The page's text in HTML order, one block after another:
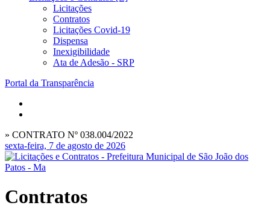
Licitações
Contratos
Licitações Covid-19
Dispensa
Inexigibilidade
Ata de Adesão - SRP
Portal da Transparência
» CONTRATO Nº 038.004/2022
sexta-feira, 7 de agosto de 2026
Contratos